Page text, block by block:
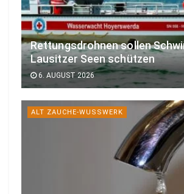
Rettungsdrohnen sollen
Lausitzer Seen schützen
6. AUGUST 2026
ALT ZAUCHE-WUSSWERK